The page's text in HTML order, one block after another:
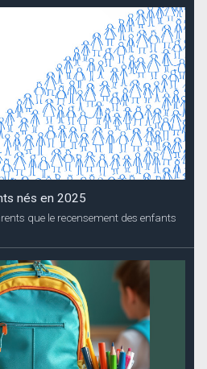
nés en 2025
que le recensement des enfants